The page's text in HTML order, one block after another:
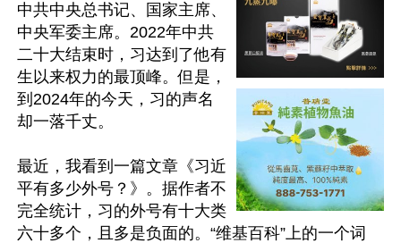
中共中央总书记、国家主席、
中央军委主席。2022年中共
二十大结束时，习达到了他有
生以来权力的最顶峰。但是，
到2024年的今天，习的声名
却一落千丈。
最近，我看到一篇文章《习近
平有多少外号？》。据作者不
完全统计，习的外号有十大类
六十多个，且多是负面的。“维基百科”上的一个词